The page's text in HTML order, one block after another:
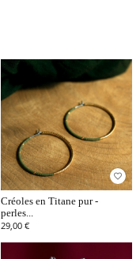
favorite_border
Créoles en Titane pur -
perles...
29,00 €